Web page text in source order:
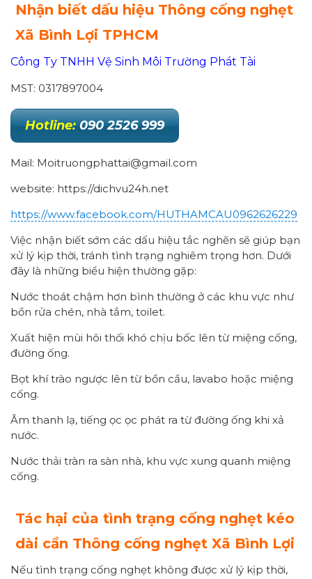
Nhận biết dấu hiệu Thông cống nghẹt
Xã Bình Lợi TPHCM
Công Ty TNHH Vệ Sinh Môi Trường Phát Tài
MST: 0317897004
Hotline: 090 2526 999
Mail: Moitruongphattai@gmail.com
website: https://dichvu24h.net
https://www.facebook.com/HUTHAMCAU0962626229
Việc nhận biết sớm các dấu hiệu tắc nghẽn sẽ giúp bạn
xử lý kịp thời, tránh tình trạng nghiêm trọng hơn. Dưới
đây là những biểu hiện thường gặp:
Nước thoát chậm hơn bình thường ở các khu vực như
bồn rửa chén, nhà tắm, toilet.
Xuất hiện mùi hôi thối khó chịu bốc lên từ miệng cống,
đường ống.
Bọt khí trào ngược lên từ bồn cầu, lavabo hoặc miệng
cống.
Âm thanh lạ, tiếng ọc ọc phát ra từ đường ống khi xả
nước.
Nước thải tràn ra sàn nhà, khu vực xung quanh miệng
cống.
Tác hại của tình trạng cống nghẹt kéo
dài cần Thông cống nghẹt Xã Bình Lợi
Nếu tình trạng cống nghẹt không được xử lý kịp thời,